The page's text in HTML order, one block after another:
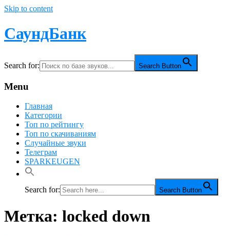
Skip to content
СаундБанк
Search for: Search Button
Menu
Главная
Категории
Топ по рейтингу
Топ по скачиваниям
Случайные звуки
Телеграм
SPARKEUGEN
Search for: Search Button
Метка: locked down